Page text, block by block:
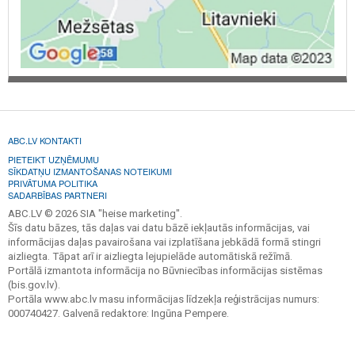
ABC.LV KONTAKTI
PIETEIKT UZŅĒMUMU
SĪKDATŅU IZMANTOŠANAS NOTEIKUMI
PRIVĀTUMA POLITIKA
SADARBĪBAS PARTNERI
ABC.LV © 2026 SIA "heise marketing".
Šīs datu bāzes, tās daļas vai datu bāzē iekļautās informācijas, vai
informācijas daļas pavairošana vai izplatīšana jebkādā formā stingri
aizliegta. Tāpat arī ir aizliegta lejupielāde automātiskā režīmā.
Portālā izmantota informācija no Būvniecības informācijas sistēmas
(bis.gov.lv).
Portāla www.abc.lv masu informācijas līdzekļa reģistrācijas numurs:
000740427. Galvenā redaktore: Ingūna Pempere.